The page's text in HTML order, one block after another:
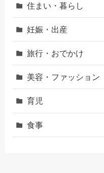
住まい・暮らし
妊娠・出産
旅行・おでかけ
美容・ファッション
育児
食事